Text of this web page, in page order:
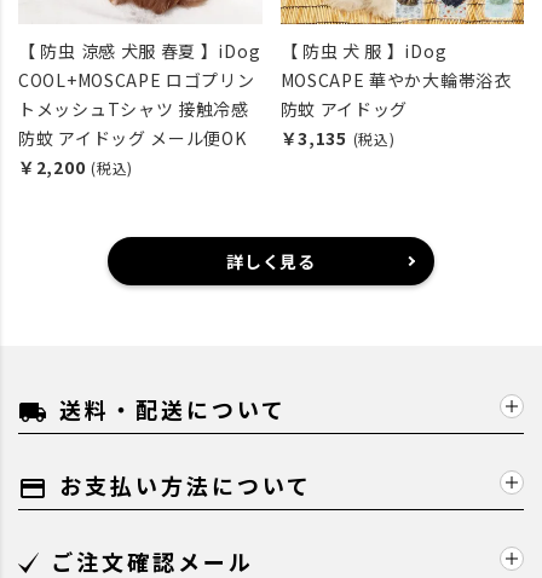
【 防虫 涼感 犬服 春夏 】iDog
COOL+MOSCAPE ロゴプリン
トメッシュTシャツ 接触冷感
防蚊 アイドッグ メール便OK
￥2,200 (税込)
【 防虫 犬 服 】iDog
MOSCAPE 華やか大輪帯浴衣
防蚊 アイドッグ
￥3,135 (税込)
詳しく見る
local_shipping 送料・配送について
payment お支払い方法について
ご注文確認メール